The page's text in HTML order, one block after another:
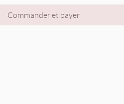
Commander et payer